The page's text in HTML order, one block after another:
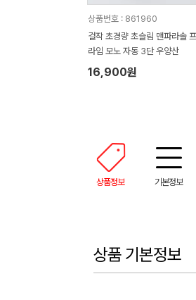
상품번호 : 861960
걸작 초경량 초슬림 맨파라솔 프
라임 모노 자동 3단 우양산
16,900원
상품정보 기본정보
상품 기본정보